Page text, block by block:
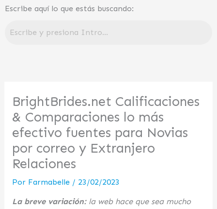
Escribe aquí lo que estás buscando:
BrightBrides.net Calificaciones
& Comparaciones lo más
efectivo fuentes para Novias
por correo y Extranjero
Relaciones
Por Farmabelle / 23/02/2023
La breve variación: la web hace que sea mucho